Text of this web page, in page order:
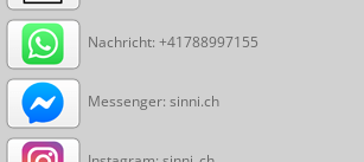
Nachricht: +41788997155
Messenger: sinni.ch